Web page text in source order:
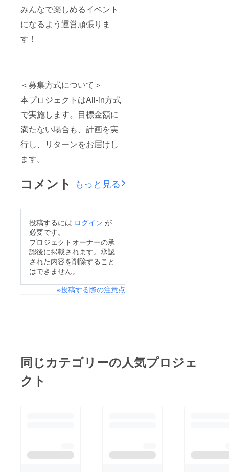
みんなで楽しめるイベント
になるよう運営頑張りま
す！
＜募集方式について＞
本プロジェクトはAll-in方式
で実施します。目標金額に
満たない場合も、計画を実
行し、リターンをお届けし
ます。
コメント もっと見る
投稿するには ログイン が
必要です。
プロジェクトオーナーの承
認後に掲載されます。承認
された内容を削除すること
はできません。
※投稿する際の注意点
同じカテゴリーの人気プロジェ
クト